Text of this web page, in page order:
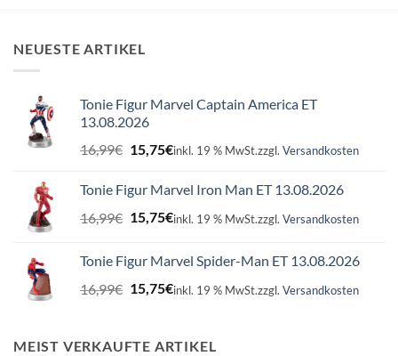
NEUESTE ARTIKEL
Tonie Figur Marvel Captain America ET
13.08.2026
16,99€ Ursprünglicher
Preis
16,99€
15,75€Aktueller
15,75€.
inkl. 19 % MwSt.zzgl. Versandkosten
Tonie Figur Marvel Iron Man ET 13.08.2026
16,99€ Ursprünglicher
16,99€
15,75€Aktueller
15,75€.
inkl. 19 % MwSt.zzgl. Versandkosten
Tonie Figur Marvel Spider-Man ET 13.08.2026
16,99€ Ursprünglicher
16,99€
15,75€Aktueller
15,75€.
inkl. 19 % MwSt.zzgl. Versandkosten
MEIST VERKAUFTE ARTIKEL